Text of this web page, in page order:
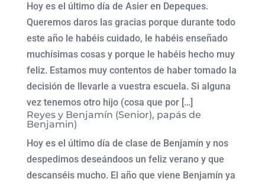
Hoy es el último día de Asier en Depeques.
Queremos daros las gracias porque durante todo
este año le habéis cuidado, le habéis enseñado
muchísimas cosas y porque le habéis hecho muy
feliz. Estamos muy contentos de haber tomado la
decisión de llevarle a vuestra escuela. Si alguna
vez tenemos otro hijo (cosa que por […]
Reyes y Benjamín (Senior), papás de
Benjamin)
Hoy es el último día de clase de Benjamín y nos
despedimos deseándoos un feliz verano y que
descanséis mucho. El año que viene Benjamín ya